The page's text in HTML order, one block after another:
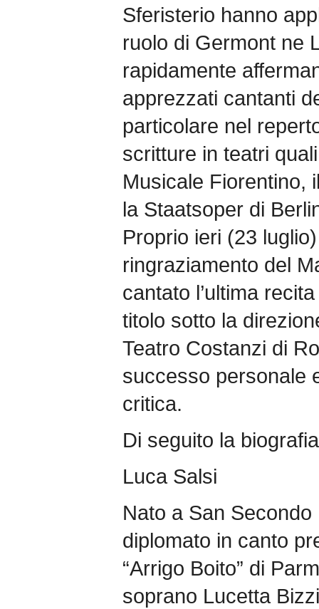
Sferisterio hanno
ruolo di Germont ne
rapidamente
apprezzati cantanti
particolare nel
scritture in teatri
Musicale Fiorentino,
la Staatsoper di
Proprio ieri (23
ringraziamento del
cantato l’ultima
titolo sotto la
Teatro Costanzi di
successo personale
critica.
Di seguito la
Luca Salsi
Nato a San
diplomato in canto
“Arrigo Boito” di
soprano Lucetta